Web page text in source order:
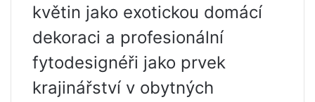
květin jako exotickou domácí
dekoraci a profesionální
fytodesignéři jako prvek
krajinářství v obytných